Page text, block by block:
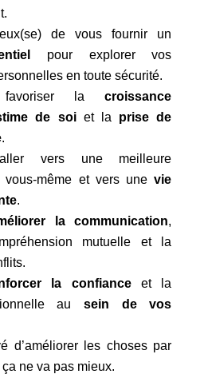
de vous fournir un
pour explorer vos
en toute sécurité.
favoriser lacroissance
de soiet la prise de
.
vers une meilleure
vous-même et vers unevie
.
la communication,
mutuelle et la
la confianceet la
au sein de vos
d’améliorer les choses par
ne va pas mieux.